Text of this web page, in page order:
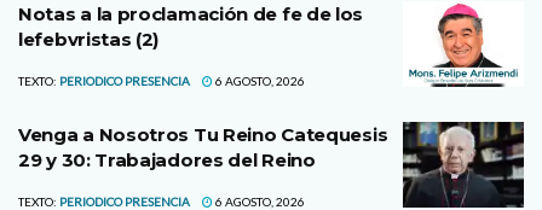
Notas a la proclamación de fe de los
lefebvristas (2)
TEXTO: PERIODICO PRESENCIA 6 AGOSTO, 2026
Venga a Nosotros Tu Reino Catequesis
29 y 30: Trabajadores del Reino
TEXTO: PERIODICO PRESENCIA 6 AGOSTO, 2026